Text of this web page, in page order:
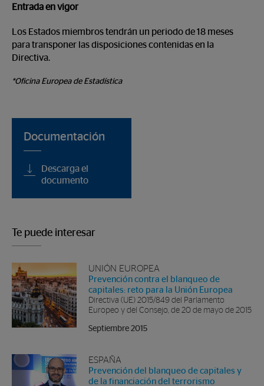
Entrada en vigor
Los Estados miembros tendrán un periodo de 18 meses
para transponer las disposiciones contenidas en la
Directiva.
*Oficina Europea de Estadística
Documentación
Descarga el
documento
Te puede interesar
UNIÓN EUROPEA
Prevención contra el blanqueo de
capitales: reto para la Unión Europea
Directiva (UE) 2015/849 del Parlamento
Europeo y del Consejo, de 20 de mayo de 2015
Septiembre 2015
ESPAÑA
Prevención del blanqueo de capitales y
de la financiación del terrorismo